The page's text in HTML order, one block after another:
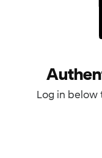
Log in below